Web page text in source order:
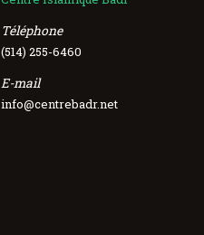
Téléphone
(514) 255-6460
E-mail
info@centrebadr.net